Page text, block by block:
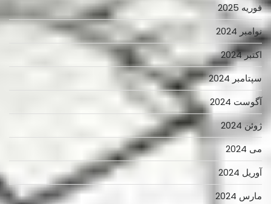
فوریه 2025
نوامبر 2024
اکتبر 2024
سپتامبر 2024
آگوست 2024
ژوئن 2024
می 2024
آوریل 2024
مارس 2024